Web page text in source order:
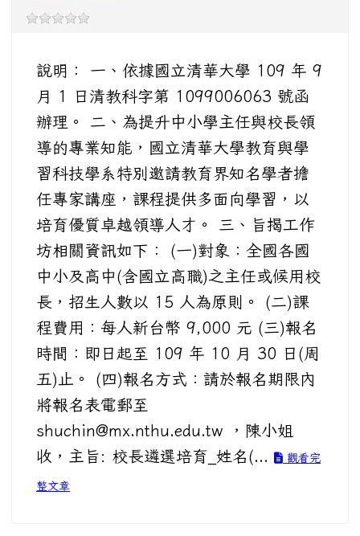
說明： 一、依據國立清華大學 109 年 9
月 1 日清教科字第 1099006063 號函
辦理。 二、為提升中小學主任與校長領
導的專業知能，國立清華大學教育與學
習科技學系特別邀請教育界知名學者擔
任專家講座，課程提供多面向學習，以
培育優質卓越領導人才。 三、旨揭工作
坊相關資訊如下： (一)對象：全國各國
中小及高中(含國立高職)之主任或候用校
長，招生人數以 15 人為原則。 (二)課
程費用：每人新台幣 9,000 元 (三)報名
時間：即日起至 109 年 10 月 30 日(周
五)止。 (四)報名方式：請於報名期限內
將報名表電郵至
shuchin@mx.nthu.edu.tw ，陳小姐
收，主旨: 校長遴選培育_姓名(...
觀看完
整文章